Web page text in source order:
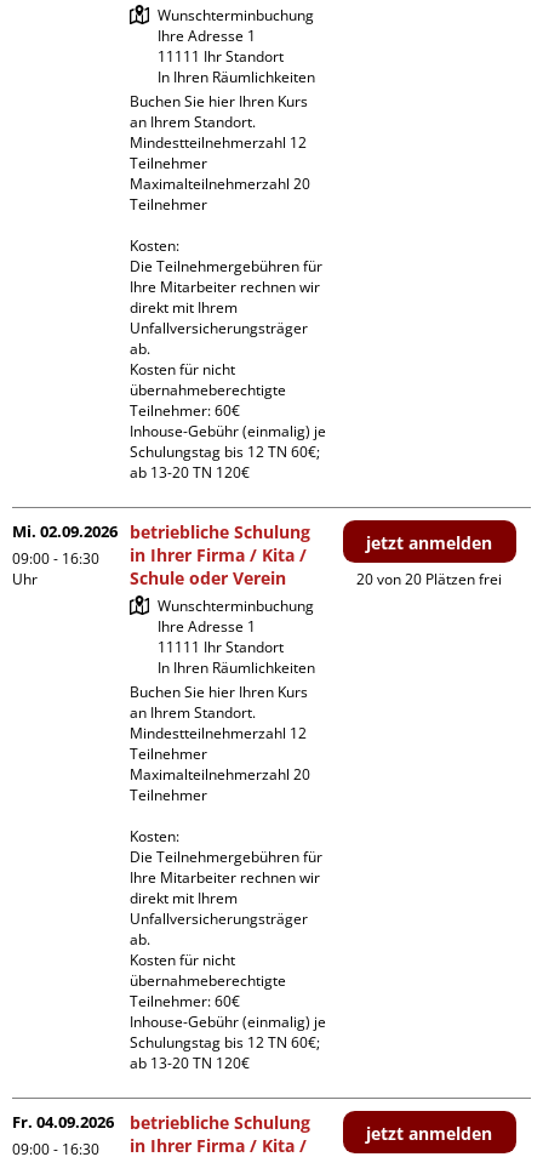
Wunschterminbuchung
Ihre Adresse 1
11111 Ihr Standort
In Ihren Räumlichkeiten
Buchen Sie hier Ihren Kurs
an Ihrem Standort.
Mindestteilnehmerzahl 12
Teilnehmer
Maximalteilnehmerzahl 20
Teilnehmer
Kosten:
Die Teilnehmergebühren für
Ihre Mitarbeiter rechnen wir
direkt mit Ihrem
Unfallversicherungsträger
ab.
Kosten für nicht
übernahmeberechtigte
Teilnehmer: 60€
Inhouse-Gebühr (einmalig) je
Schulungstag bis 12 TN 60€;
ab 13-20 TN 120€
Mi. 02.09.2026
09:00 - 16:30
Uhr
betriebliche Schulung
in Ihrer Firma / Kita /
Schule oder Verein
Wunschterminbuchung
Ihre Adresse 1
11111 Ihr Standort
In Ihren Räumlichkeiten
Buchen Sie hier Ihren Kurs
an Ihrem Standort.
Mindestteilnehmerzahl 12
Teilnehmer
Maximalteilnehmerzahl 20
Teilnehmer
Kosten:
Die Teilnehmergebühren für
Ihre Mitarbeiter rechnen wir
direkt mit Ihrem
Unfallversicherungsträger
ab.
Kosten für nicht
übernahmeberechtigte
Teilnehmer: 60€
Inhouse-Gebühr (einmalig) je
Schulungstag bis 12 TN 60€;
ab 13-20 TN 120€
jetzt anmelden
20 von 20 Plätzen frei
Fr. 04.09.2026
09:00 - 16:30
betriebliche Schulung
in Ihrer Firma / Kita /
jetzt anmelden